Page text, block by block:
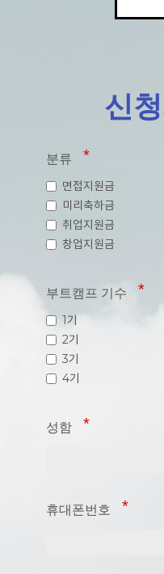
신
분류
면접지원금
미리축하금
취업지원금
창업지원금
부트캠프 기수
1기
2기
3기
4기
성함
휴대폰번호